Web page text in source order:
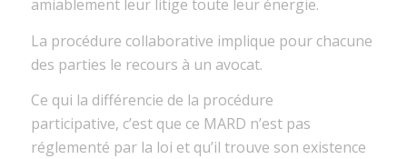
amiablement leur litige toute leur énergie.
La procédure collaborative implique pour chacune
des parties le recours à un avocat.
Ce qui la différencie de la procédure
participative, c’est que ce MARD n’est pas
réglementé par la loi et qu’il trouve son existence